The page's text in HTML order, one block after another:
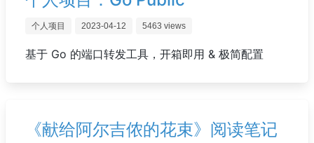
个人项目 2023-04-12 5463 views
基于 Go 的端口转发工具，开箱即用 & 极简配置
《献给阿尔吉侬的花束》阅读笔记